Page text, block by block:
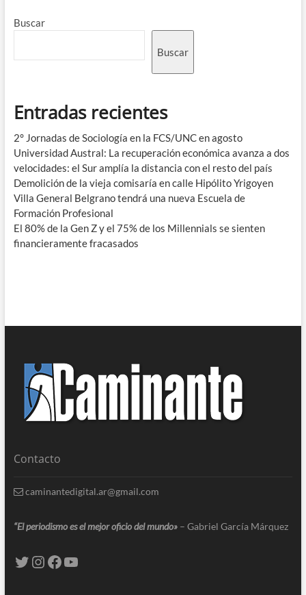
Buscar
Buscar
Entradas recientes
2° Jornadas de Sociología en la FCS/UNC en agosto
Universidad Austral: La recuperación económica avanza a dos
velocidades: el Sur amplía la distancia con el resto del país
Demolición de la vieja comisaría en calle Hipólito Yrigoyen
Villa General Belgrano tendrá una nueva Escuela de
Formación Profesional
El 80% de la Gen Z y el 75% de los Millennials se sienten
financieramente fracasados
Contacto
caminantedigital.ar@gmail.com
“El periodismo es el mejor oficio del mundo» – Gabriel García Márquez